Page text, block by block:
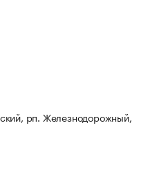
рп. Железнодорожный,